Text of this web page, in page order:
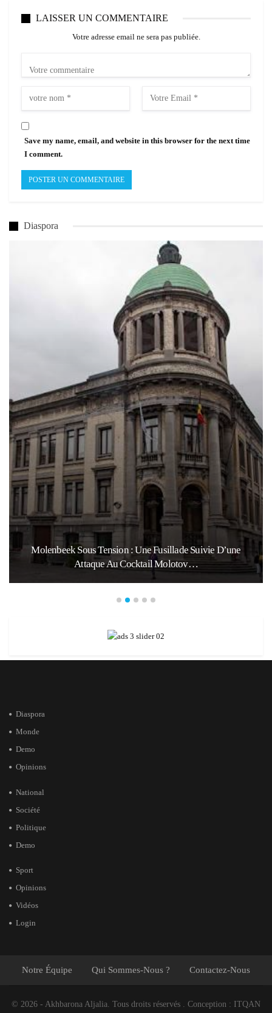
LAISSER UN COMMENTAIRE
Votre adresse email ne sera pas publiée.
Save my name, email, and website in this browser for the next time
I comment.
Diaspora
Molenbeek Sous Tension : Une Fusillade Suivie D’une
Attaque Au Cocktail Molotov…
Diaspora
Monde
Demo
Opinions
National
Société
Politique
Demo
Sport
Opinions
Vidéos
Login
Notre Équipe Qui Sommes-Nous ? Contactez-Nous
© 2026 - Akhbarona Aljalia. Tous droits réservés . Conception : ITQAN